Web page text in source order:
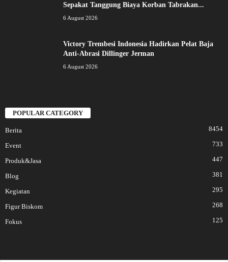
Sepakat Tanggung Biaya Korban Tabrakan...
6 August 2026
Victory Trembesi Indonesia Hadirkan Pelat Baja
Anti-Abrasi Dillinger Jerman
6 August 2026
POPULAR CATEGORY
Berita 8454
Event 733
Produk&Jasa 447
Blog 381
Kegiatan 295
Figur Biskom 268
Fokus 125